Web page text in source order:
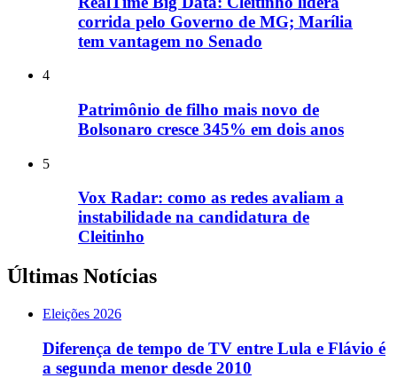
corrida pelo Governo de MG; Marília
tem vantagem no Senado
4
Patrimônio de filho mais novo de
Bolsonaro cresce 345% em dois anos
5
Vox Radar: como as redes avaliam a
instabilidade na candidatura de
Cleitinho
Últimas Notícias
Eleições 2026
Diferença de tempo de TV entre Lula e Flávio é
a segunda menor desde 2010